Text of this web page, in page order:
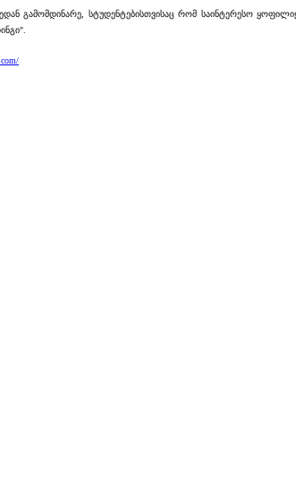
გამომდინარე, სტუდენტებისთვისაც რომ საინტერესო